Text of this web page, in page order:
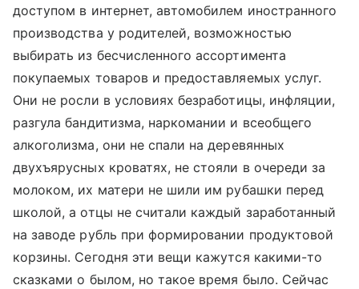
доступом в интернет, автомобилем иностранного
производства у родителей, возможностью
выбирать из бесчисленного ассортимента
покупаемых товаров и предоставляемых услуг.
Они не росли в условиях безработицы, инфляции,
разгула бандитизма, наркомании и всеобщего
алкоголизма, они не спали на деревянных
двухъярусных кроватях, не стояли в очереди за
молоком, их матери не шили им рубашки перед
школой, а отцы не считали каждый заработанный
на заводе рубль при формировании продуктовой
корзины. Сегодня эти вещи кажутся какими-то
сказками о былом, но такое время было. Сейчас